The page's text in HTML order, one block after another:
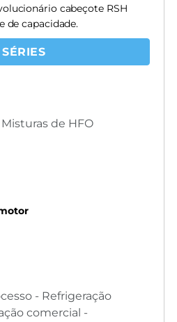
cabeçote RSH
de capacidade.
Misturas de HFO
- Refrigeração
comercial -